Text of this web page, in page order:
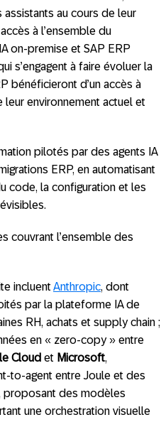
assistants au cours de leur
à l’ensemble du
on-premise et SAP ERP
s’engagent à faire évoluer la
bénéficieront d’un accès à
leur environnement actuel et
pilotés par des agents IA
ERP, en automatisant
code, la configuration et les
couvrant l’ensemble des
incluent Anthropic, dont
par la plateforme IA de
RH, achats et supply chain ;
en « zero-copy » entre
Cloud et Microsoft,
to-agent entre Joule et des
proposant des modèles
une orchestration visuelle